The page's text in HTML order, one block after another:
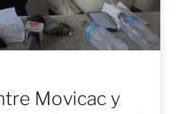
Movicac y